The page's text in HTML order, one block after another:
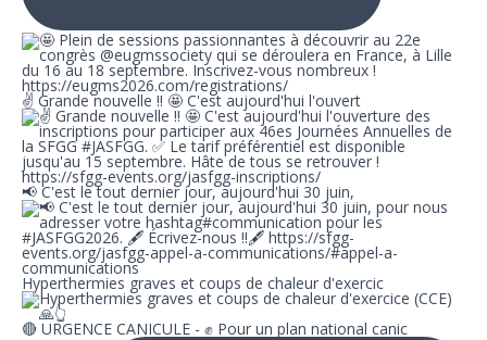
✌ Grande nouvelle !! 🤩 C'est aujourd'hui l'ouvert
📢 C'est le tout dernier jour, aujourd'hui 30 juin,
Hyperthermies graves et coups de chaleur d'exercic
🔴 URGENCE CANICULE - ✊ Pour un plan national canic